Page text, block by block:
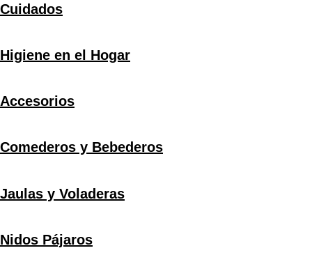
Cuidados
Higiene en el Hogar
Accesorios
Comederos y Bebederos
Jaulas y Voladeras
Nidos Pájaros